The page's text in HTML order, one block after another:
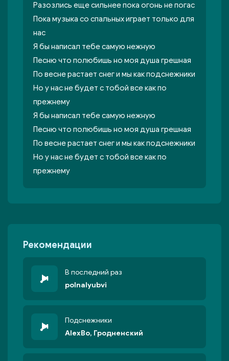
Разозлись еще сильнее пока огонь не погас
Пока музыка со спальных играет только для
нас
Я бы написал тебе самую нежную
Песню что полюбишь но моя душа грешная
По весне растает снег и мы как подснежники
Но у нас не будет с тобой все как по
прежнему
Я бы написал тебе самую нежную
Песню что полюбишь но моя душа грешная
По весне растает снег и мы как подснежники
Но у нас не будет с тобой все как по
прежнему
Рекомендации
В последний раз
polnalyubvi
Подснежники
AlexBo, Гродненский